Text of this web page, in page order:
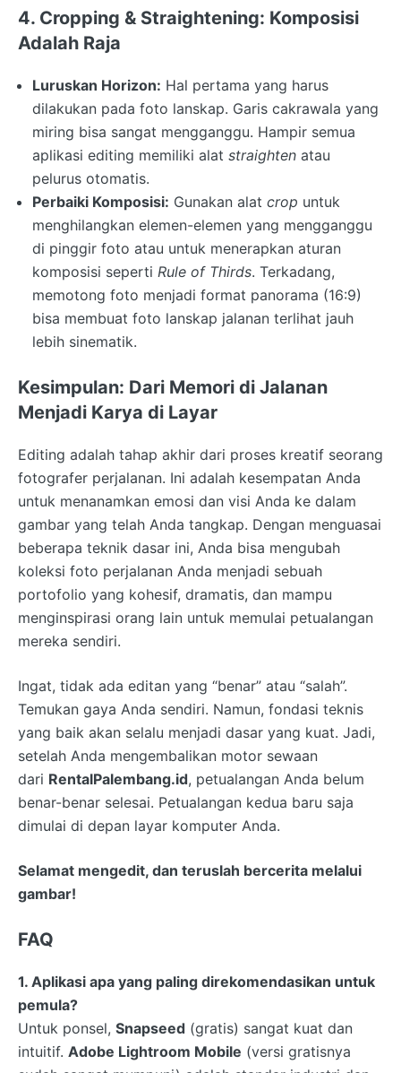
4. Cropping & Straightening: Komposisi
Adalah Raja
Luruskan Horizon: Hal pertama yang harus
dilakukan pada foto lanskap. Garis cakrawala yang
miring bisa sangat mengganggu. Hampir semua
aplikasi editing memiliki alat straighten atau
pelurus otomatis.
Perbaiki Komposisi: Gunakan alat crop untuk
menghilangkan elemen-elemen yang mengganggu
di pinggir foto atau untuk menerapkan aturan
komposisi seperti Rule of Thirds. Terkadang,
memotong foto menjadi format panorama (16:9)
bisa membuat foto lanskap jalanan terlihat jauh
lebih sinematik.
Kesimpulan: Dari Memori di Jalanan
Menjadi Karya di Layar
Editing adalah tahap akhir dari proses kreatif seorang
fotografer perjalanan. Ini adalah kesempatan Anda
untuk menanamkan emosi dan visi Anda ke dalam
gambar yang telah Anda tangkap. Dengan menguasai
beberapa teknik dasar ini, Anda bisa mengubah
koleksi foto perjalanan Anda menjadi sebuah
portofolio yang kohesif, dramatis, dan mampu
menginspirasi orang lain untuk memulai petualangan
mereka sendiri.
Ingat, tidak ada editan yang “benar” atau “salah”.
Temukan gaya Anda sendiri. Namun, fondasi teknis
yang baik akan selalu menjadi dasar yang kuat. Jadi,
setelah Anda mengembalikan motor sewaan
dari RentalPalembang.id, petualangan Anda belum
benar-benar selesai. Petualangan kedua baru saja
dimulai di depan layar komputer Anda.
Selamat mengedit, dan teruslah bercerita melalui
gambar!
FAQ
1. Aplikasi apa yang paling direkomendasikan untuk
pemula?
Untuk ponsel, Snapseed (gratis) sangat kuat dan
intuitif. Adobe Lightroom Mobile (versi gratisnya